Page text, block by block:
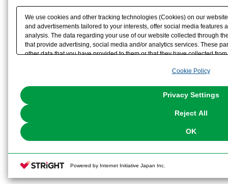
We use cookies and other tracking technologies (Cookies) on our
and advertisements tailored to your interests, offer social media features
analysis. The data regarding your use of our website collected through
that provide advertising, social media and/or analytics services. These
other data that you have provided to them or that they have collected
the use of all Cookies except for Strictly Necessary Cookies, please
You can change your consent or rejection settings at any time via
Cookie Policy
Privacy Settings
Reject All
OK
Powered by Internet Initiative Japan Inc.